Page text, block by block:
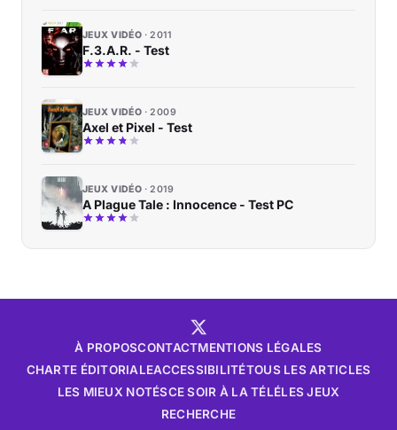
JEUX VIDÉO 2011
F.3.A.R. - Test
JEUX VIDÉO 2009
Axel et Pixel - Test
JEUX VIDÉO 2019
A Plague Tale : Innocence - Test PC
À PROPOSCONTACTMENTIONS LÉGALES
CHARTE ÉDITORIALEACCESSIBILITÉTOUS LES ARTICLES
LES MIEUX NOTÉSCE SOIR À LA TÉLÉLES JEUX
RECHERCHE